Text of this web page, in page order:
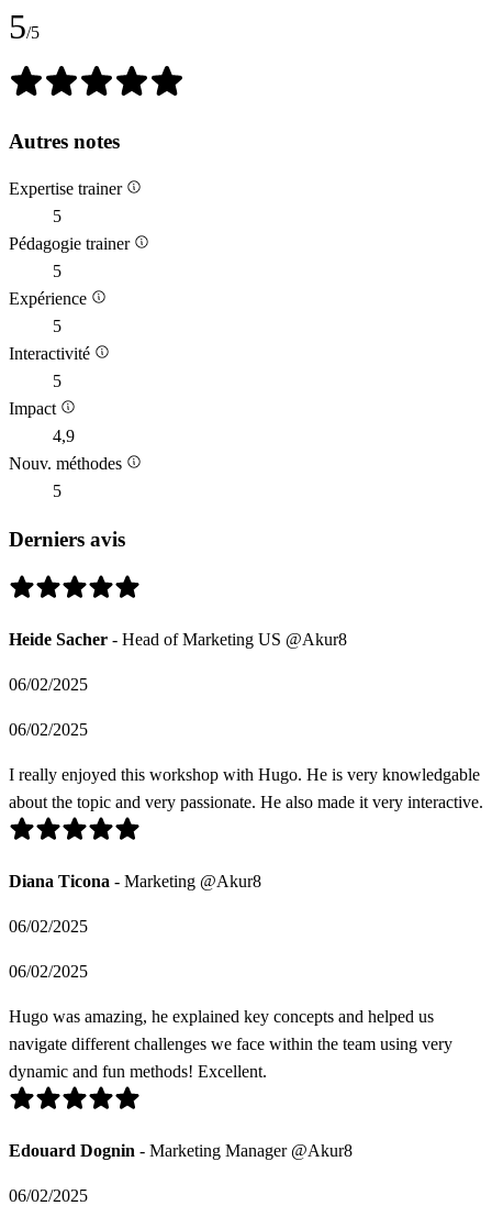
5/5
Autres notes
Expertise trainer
5
Pédagogie trainer
5
Expérience
5
Interactivité
5
Impact
4,9
Nouv. méthodes
5
Derniers avis
Heide Sacher - Head of Marketing US @Akur8
06/02/2025
06/02/2025
I really enjoyed this workshop with Hugo. He is very knowledgable
about the topic and very passionate. He also made it very interactive.
Diana Ticona - Marketing @Akur8
06/02/2025
06/02/2025
Hugo was amazing, he explained key concepts and helped us
navigate different challenges we face within the team using very
dynamic and fun methods! Excellent.
Edouard Dognin - Marketing Manager @Akur8
06/02/2025